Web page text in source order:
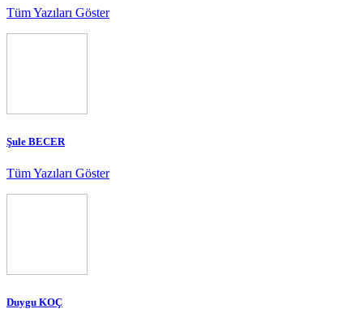
Tüm Yazıları Göster
Şule BECER
Tüm Yazıları Göster
Duygu KOÇ